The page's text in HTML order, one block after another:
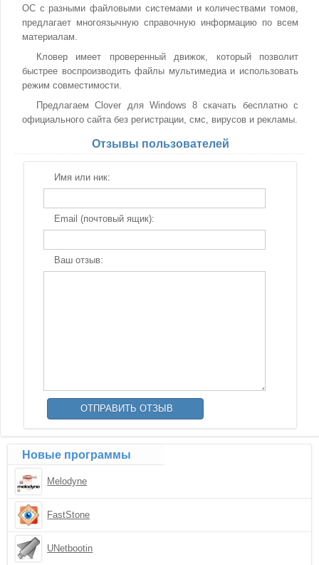
ОС с разными файловыми системами и количествами томов,
предлагает многоязычную справочную информацию по всем
материалам.
Кловер имеет проверенный движок, который позволит
быстрее воспроизводить файлы мультимедиа и использовать
режим совместимости.
Предлагаем Clover для Windows 8 скачать бесплатно с
официального сайта без регистрации, смс, вирусов и рекламы.
Отзывы пользователей
Имя или ник:
Email (почтовый ящик):
Ваш отзыв:
Новые программы
Melodyne
FastStone
UNetbootin